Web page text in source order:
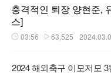
충격적인 퇴장 양현준,
스]
03:56 63,525
2024 해외축구 이모저모 3